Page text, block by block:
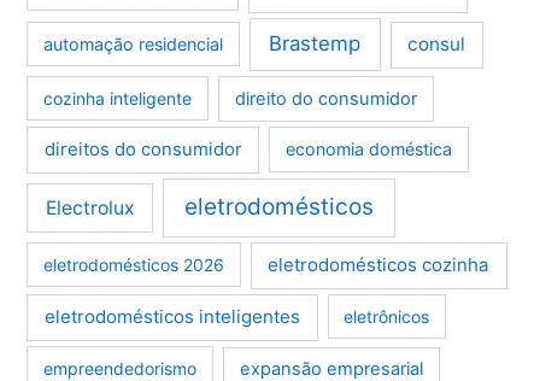
automação residencial Brastemp consul
cozinha inteligente direito do consumidor
direitos do consumidor economia doméstica
Electrolux eletrodomésticos
eletrodomésticos 2026 eletrodomésticos cozinha
eletrodomésticos inteligentes eletrônicos
empreendedorismo expansão empresarial